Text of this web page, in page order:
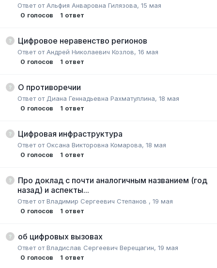
Ответ отАльфия Анваровна Гилязова, 15 мая
0 голосов 1 ответ
Цифровое неравенство регионов
Ответ от Андрей Николаевич Козлов, 16 мая
0 голосов 1 ответ
О противоречии
Ответ от Диана Геннадьевна Рахматуллина, 18 мая
0 голосов 1 ответ
Цифровая инфраструктура
Ответ от Оксана Викторовна Комарова, 18 мая
0 голосов 1 ответ
Про доклад с почти аналогичным названием (год
назад) и аспекты...
Ответ отВладимир Сергеевич Степанов , 19 мая
0 голосов 1 ответ
об цифровых вызовах
Ответ отВладислав Сергеевич Верещагин, 19 мая
0 голосов 1 ответ